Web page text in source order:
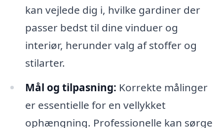
kan vejlede dig i, hvilke gardiner der
passer bedst til dine vinduer og
interiør, herunder valg af stoffer og
stilarter.
Mål og tilpasning: Korrekte målinger
er essentielle for en vellykket
ophængning. Professionelle kan sørge